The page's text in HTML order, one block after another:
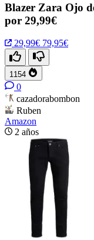
Blazer Zara Ojo
por 29,99€
29,99€ 79,95€
1154
0
cazadorabombon
Ruben
Amazon
2 años